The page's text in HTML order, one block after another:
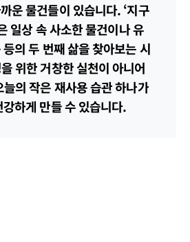
운 물건들이 있습니다. ‘지구
일상 속 사소한 물건이나 유
의 두 번째 삶을 찾아보는 시
위한 거창한 실천이 아니어
의 작은 재사용 습관 하나가
하게 만들 수 있습니다.